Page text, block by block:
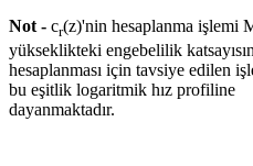
Not - cr(z)'nin hesaplanma işlemi
yükseklikteki engebelilik
hesaplanması için tavsiye edilen
bu eşitlik logaritmik hız profiline
dayanmaktadır.